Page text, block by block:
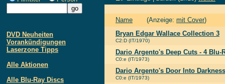
DVD Neuheiten
Vorankündigungen
Laserzone Tipps
Alle Aktionen
Alle Blu-Ray Discs
Name (Anzeige: mit Cover)
Bryan Edgar Wallace Collection 3
C2:D (IT/1970)
Dario Argento's Deep Cuts - 4 Blu-
C0:e (IT/1973)
Dario Argento's Door Into Darkness
C0:e (IT/1973)